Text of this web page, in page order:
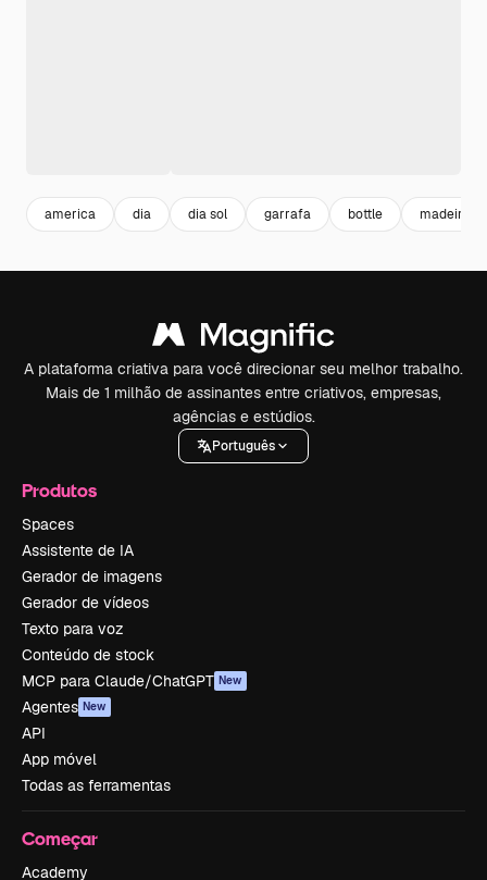
america dia dia sol garrafa bottle madeira
A plataforma criativa para você direcionar seu melhor trabalho.
Mais de 1 milhão de assinantes entre criativos, empresas,
agências e estúdios.
Português
Produtos
Spaces
Assistente de IA
Gerador de imagens
Gerador de vídeos
Texto para voz
Conteúdo de stock
MCP para Claude/ChatGPT New
Agentes New
API
App móvel
Todas as ferramentas
Começar
Academy